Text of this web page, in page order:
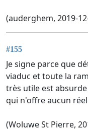
(auderghem, 2019-
#155
Je signe parce que
viaduc et toute la
très utile est
qui n'offre aucun
(Woluwe St Pierre,